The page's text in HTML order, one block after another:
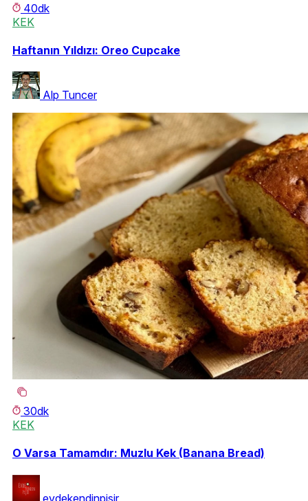
40dk
KEK
Haftanın Yıldızı: Oreo Cupcake
Alp Tuncer
30dk
KEK
O Varsa Tamamdır: Muzlu Kek (Banana Bread)
evdekendinpisir